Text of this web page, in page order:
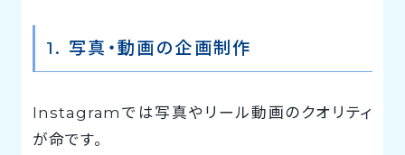
1. 写真・動画の企画制作
Instagramでは写真やリール動画のクオリティ
が命です。